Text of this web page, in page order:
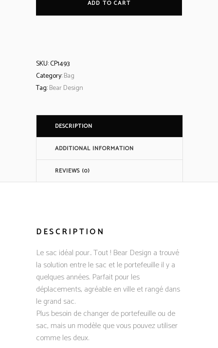
ADD TO CART
SKU:CP1493
Category:Bag
Tag:Bear Design
DESCRIPTION
ADDITIONAL INFORMATION
REVIEWS (0)
DESCRIPTION
Le sac idéal pour.. Tout ! Bear Design a trouvé
la solution entre le sac et le portefeuille il y a
quelques années. Parfait pour les
déplacements, agréable en ville et rangé dans
le grand sac.
Plus besoin de changer de portefeuille ou de
sac, mais un modèle que vous pouvez utiliser
comme les deux.